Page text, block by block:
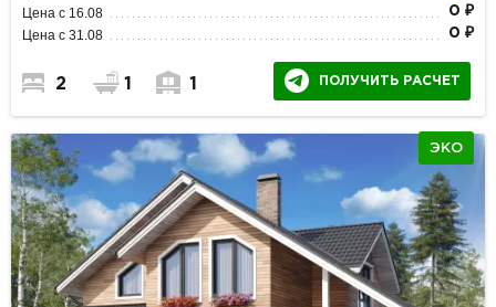
Цена с 16.08 0 ₽
Цена с 31.08 0 ₽
2 1 1 ПОЛУЧИТЬ РАСЧЕТ
ЭКО